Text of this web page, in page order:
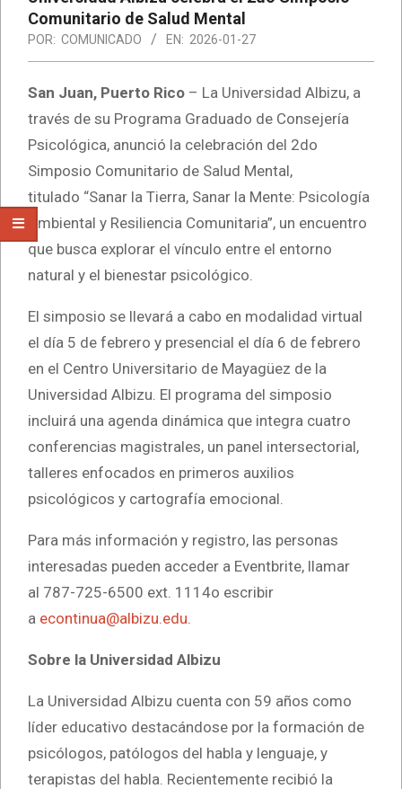
Comunitario de Salud Mental
POR: COMUNICADO EN: 2026-01-27
San Juan, Puerto Rico – La Universidad Albizu, a
través de su Programa Graduado de Consejería
Psicológica, anunció la celebración del 2do
Simposio Comunitario de Salud Mental,
titulado “Sanar la Tierra, Sanar la Mente: Psicología
Ambiental y Resiliencia Comunitaria”, un encuentro
que busca explorar el vínculo entre el entorno
natural y el bienestar psicológico.
El simposio se llevará a cabo en modalidad virtual
el día 5 de febrero y presencial el día 6 de febrero
en el Centro Universitario de Mayagüez de la
Universidad Albizu. El programa del simposio
incluirá una agenda dinámica que integra cuatro
conferencias magistrales, un panel intersectorial,
talleres enfocados en primeros auxilios
psicológicos y cartografía emocional.
Para más información y registro, las personas
interesadas pueden acceder a Eventbrite, llamar
al 787-725-6500 ext. 1114o escribir
a econtinua@albizu.edu
Sobre la Universidad Albizu
La Universidad Albizu cuenta con 59 años como
líder educativo destacándose por la formación de
psicólogos, patólogos del habla y lenguaje, y
terapistas del habla. Recientemente recibió la